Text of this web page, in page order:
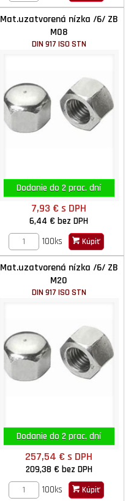
Mat.uzatvorená nízka /6/ ZB
M08
DIN 917 ISO STN
Dodanie do 2 prac. dní
7,93 €s DPH
6,44 €bez DPH
100ks
Kúpiť
Mat.uzatvorená nízka /6/ ZB
M20
DIN 917 ISO STN
Dodanie do 2 prac. dní
257,54 €s DPH
209,38 € bez DPH
100ks
Kúpiť